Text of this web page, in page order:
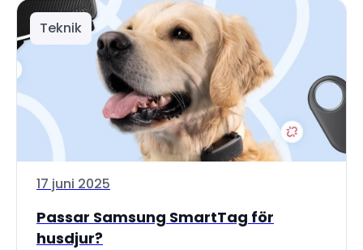
Teknik
17 juni 2025
Passar Samsung SmartTag för
husdjur?